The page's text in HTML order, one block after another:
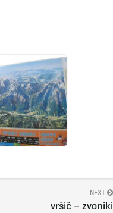
NEXT
vršič – zvoniki